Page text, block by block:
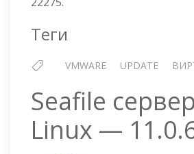
Теги
VMWARE UPDATE
Seafile
Linux —